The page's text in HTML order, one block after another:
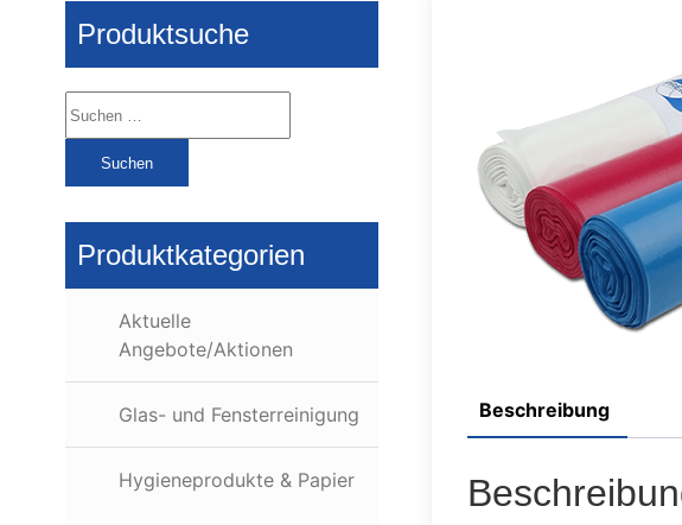
Produktsuche
Suchen
nach:
Produktkategorien
Aktuelle
Angebote/Aktionen
Glas- und Fensterreinigung
Hygieneprodukte & Papier
Beschreibung